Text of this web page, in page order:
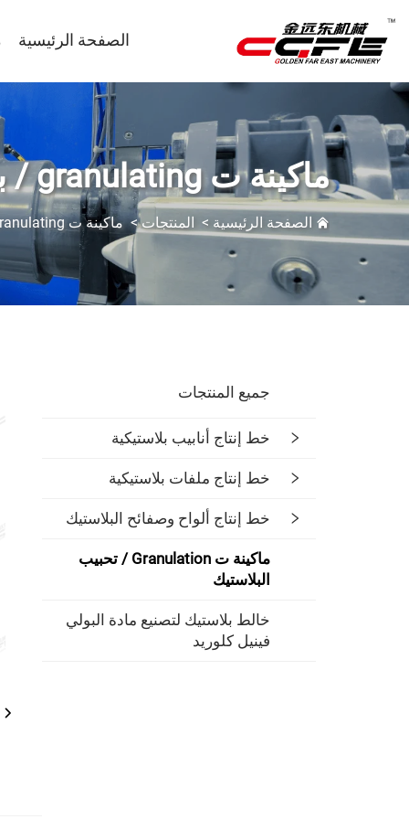
الصفحة الرئيسية
ماكينة ت granulating / بيليتينغ البلاستيك
الصفحة الرئيسية > المنتجات>ماكينة ت granulating / بيليتينغ البلاستيك
جميع المنتجات
خط إنتاج أنابيب بلاستيكية
خط إنتاج ملفات بلاستيكية
خط إنتاج ألواح وصفائح البلاستيك
ماكينة ت Granulation / تحبيب
البلاستيك
خالط بلاستيك لتصنيع مادة البولي
فينيل كلوريد